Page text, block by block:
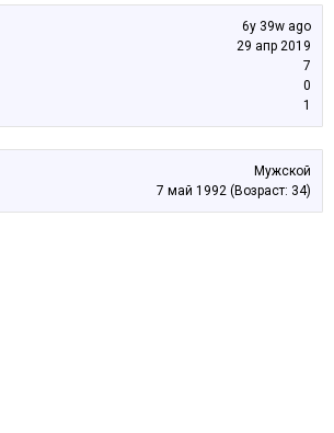
6y 39w ago
29 апр 2019
7
0
1
Мужской
7 май 1992 (Возраст: 34)